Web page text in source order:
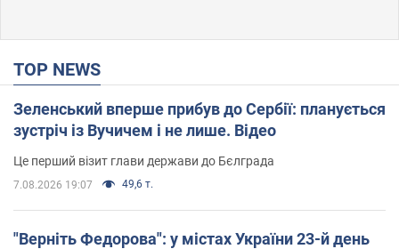
TOP NEWS
Зеленський вперше прибув до Сербії: планується
зустріч із Вучичем і не лише. Відео
Це перший візит глави держави до Бєлграда
7.08.2026 19:07 49,6 т.
"Верніть Федорова": у містах України 23-й день